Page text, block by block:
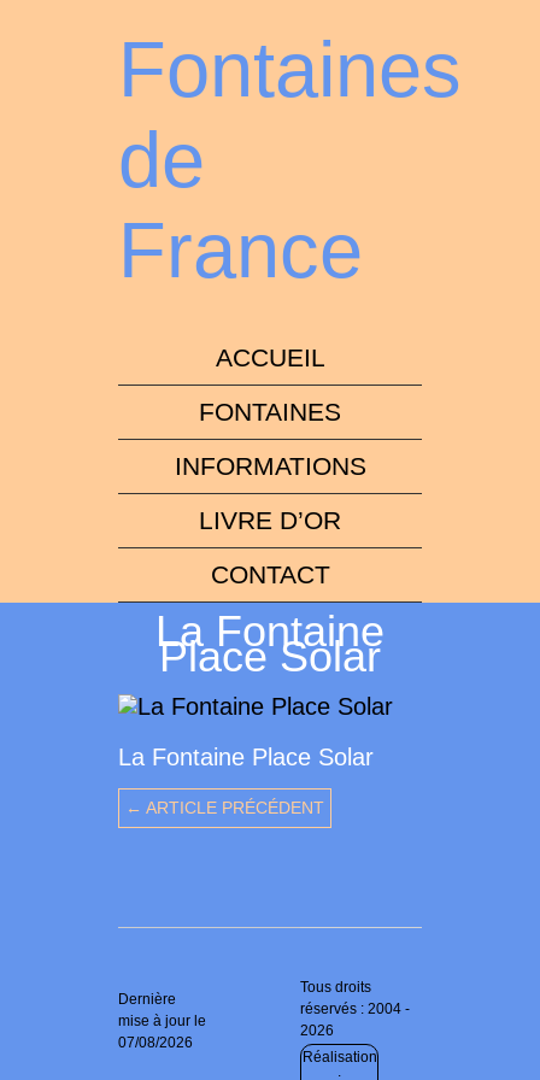
Fontaines
de
France
ACCUEIL
FONTAINES
INFORMATIONS
LIVRE D’OR
CONTACT
La Fontaine
Place Solar
La Fontaine Place Solar
← ARTICLE PRÉCÉDENT
Dernière
mise à jour le
07/08/2026
Tous droits
réservés : 2004 -
2026
Réalisation